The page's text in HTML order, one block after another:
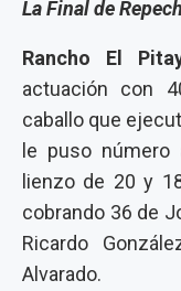
La Final de
Rancho El
actuación con
caballo que
le puso
lienzo de 20 y
cobrando 36 de
Ricardo
Alvarado.